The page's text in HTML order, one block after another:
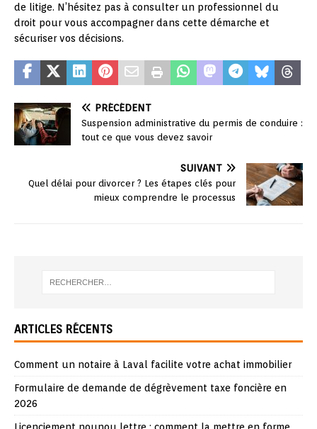
de litige. N’hésitez pas à consulter un professionnel du
droit pour vous accompagner dans cette démarche et
sécuriser vos décisions.
PRÉCÉDENT
Suspension administrative du permis de conduire :
tout ce que vous devez savoir
SUIVANT
Quel délai pour divorcer ? Les étapes clés pour
mieux comprendre le processus
ARTICLES RÉCENTS
Comment un notaire à Laval facilite votre achat immobilier
Formulaire de demande de dégrèvement taxe foncière en
2026